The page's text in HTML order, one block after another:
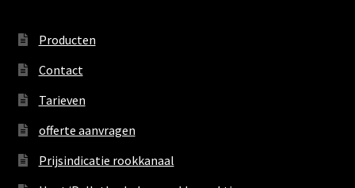
Producten
Contact
Tarieven
offerte aanvragen
Prijsindicatie rookkanaal